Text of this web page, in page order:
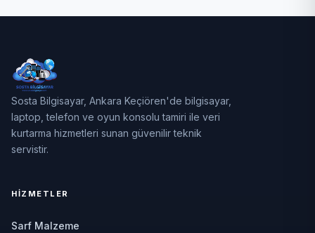
Sosta Bilgisayar, Ankara Keçiören'de bilgisayar,
laptop, telefon ve oyun konsolu tamiri ile veri
kurtarma hizmetleri sunan güvenilir teknik
servistir.
HIZMETLER
Sarf Malzeme